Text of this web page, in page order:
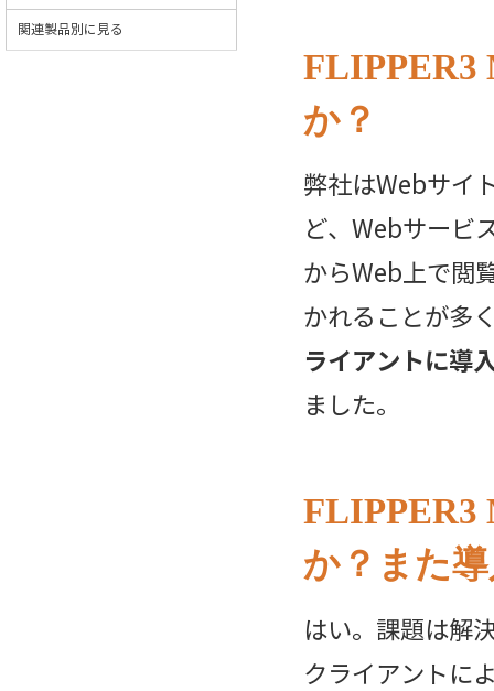
FLIPPER3
か？
弊社はWebサイ
ど、Webサービ
からWeb上で閲
かれることが多
ライアントに導
ました。
FLIPPER3
か？また
はい。課題は解
クライアントに
関連製品別に見る